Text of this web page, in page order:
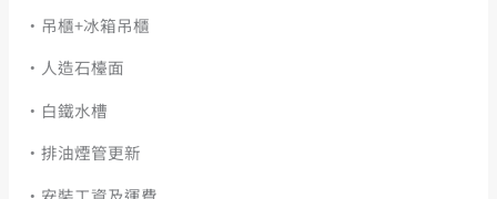
・吊櫃+冰箱吊櫃
・人造石檯面
・白鐵水槽
・排油煙管更新